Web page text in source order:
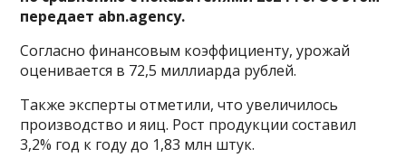
передает abn.agency.
Согласно финансовым коэффициенту, урожай
оценивается в 72,5 миллиарда рублей.
Также эксперты отметили, что увеличилось
производство и яиц. Рост продукции составил
3,2% год к году до 1,83 млн штук.